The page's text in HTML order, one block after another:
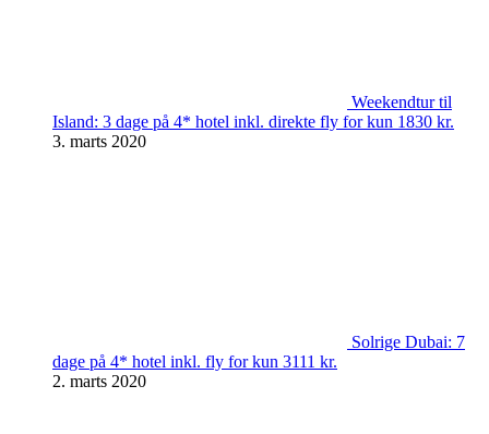
Weekendtur til
Island: 3 dage på 4* hotel inkl. direkte fly for kun 1830 kr.
3. marts 2020
Solrige Dubai: 7
dage på 4* hotel inkl. fly for kun 3111 kr.
2. marts 2020